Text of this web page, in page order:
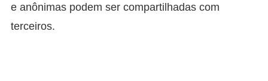
e anônimas podem ser compartilhadas com
terceiros.